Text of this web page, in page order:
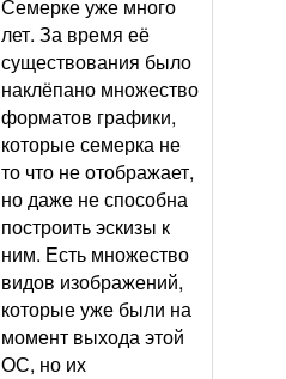
Семерке уже много
лет. За время её
существования было
наклёпано множество
форматов графики,
которые семерка не
то что не отображает,
но даже не способна
построить эскизы к
ним. Есть множество
видов изображений,
которые уже были на
момент выхода этой
ОС, но их